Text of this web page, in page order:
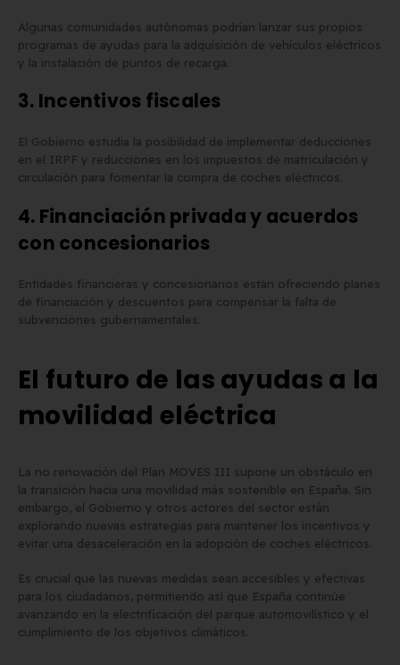
Algunas comunidades autónomas podrían lanzar sus propios
programas de ayudas para la adquisición de vehículos eléctricos
y la instalación de puntos de recarga.
3. Incentivos fiscales
El Gobierno estudia la posibilidad de implementar deducciones
en el IRPF y reducciones en los impuestos de matriculación y
circulación para fomentar la compra de coches eléctricos.
4. Financiación privada y acuerdos
con concesionarios
Entidades financieras y concesionarios están ofreciendo planes
de financiación y descuentos para compensar la falta de
subvenciones gubernamentales.
El futuro de las ayudas a la
movilidad eléctrica
La no renovación del Plan MOVES III supone un obstáculo en
la transición hacia una movilidad más sostenible en España. Sin
embargo, el Gobierno y otros actores del sector están
explorando nuevas estrategias para mantener los incentivos y
evitar una desaceleración en la adopción de coches eléctricos.
Es crucial que las nuevas medidas sean accesibles y efectivas
para los ciudadanos, permitiendo así que España continúe
avanzando en la electrificación del parque automovilístico y el
cumplimiento de los objetivos climáticos.